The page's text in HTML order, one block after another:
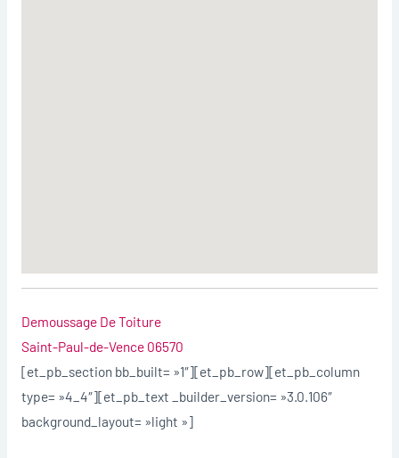
Demoussage De Toiture
Saint-Paul-de-Vence 06570
[et_pb_section bb_built= »1″][et_pb_row][et_pb_column
type= »4_4″][et_pb_text _builder_version= »3.0.106″
background_layout= »light »]